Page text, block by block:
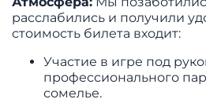
расслабились и получили
стоимость билета входит:
Участие в игре под
профессионального
сомелье.